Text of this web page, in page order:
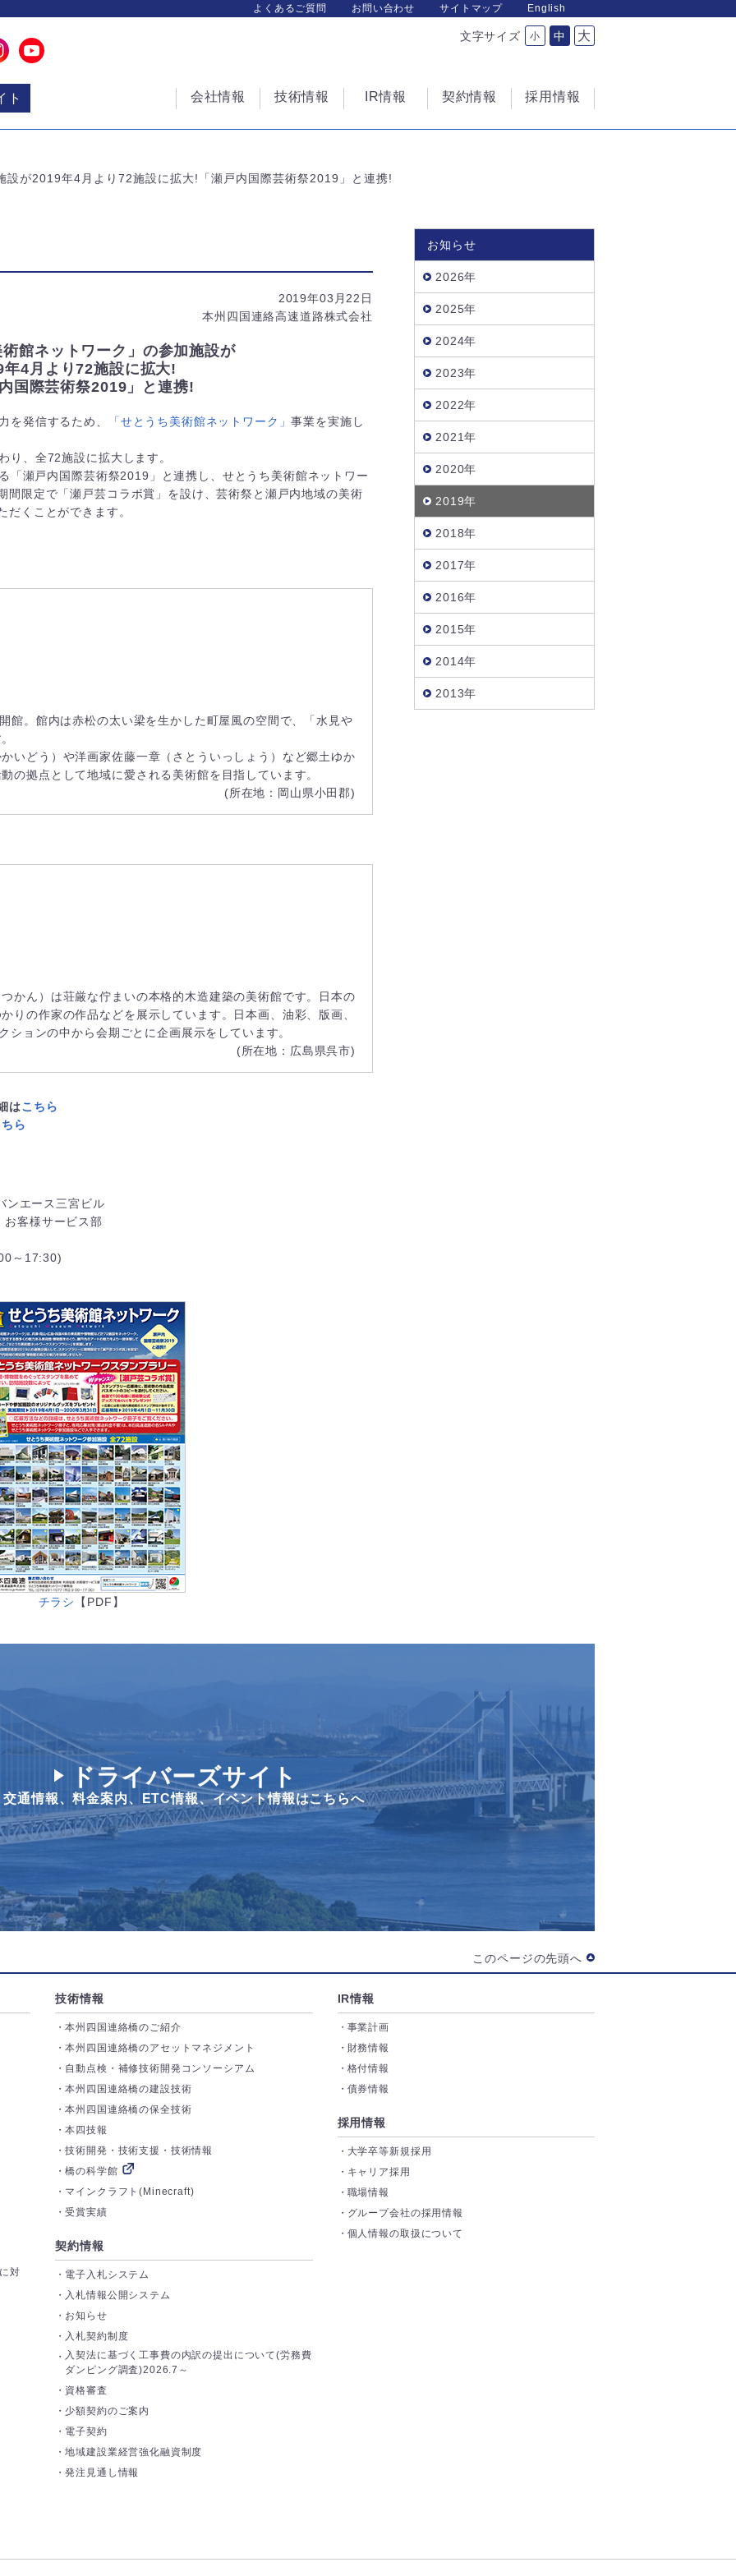
よくあるご質問 お問い合わせ サイトマップ English
ト
文字サイズ 小 中 大
会社情報 技術情報 IR情報 契約情報 採用情報
設が2019年4月より72施設に拡大!「瀬戸内国際芸術祭2019」と連携!
2019年03月22日
本州四国連絡高速道路株式会社
館ネットワーク」の参加施設が
年4月より72施設に拡大!
国際芸術祭2019」と連携!
を発信するため、 「せとうち美術館ネットワーク」事業を実施し
り、全72施設に拡大します。
「瀬戸内国際芸術祭2019」と連携し、せとうち美術館ネットワー
間限定で「瀬戸芸コラボ賞」を設け、芸術祭と瀬戸内地域の美術
だくことができます。
館。館内は赤松の太い梁を生かした町屋風の空間で、「水見や
いどう）や洋画家佐藤一章（さとういっしょう）など郷土ゆか
の拠点として地域に愛される美術館を目指しています。
(所在地：岡山県小田郡)
かん）は荘厳な佇まいの本格的木造建築の美術館です。日本の
りの作家の作品などを展示しています。日本画、油彩、版画、
ョンの中から会期ごとに企画展示をしています。
(所在地：広島県呉市)
はこちら
ら
ンエース三宮ビル
客様サービス部
～17:30)
チラシ 【PDF】
お知らせ
2026年
2025年
2024年
2023年
2022年
2021年
2020年
2019年
2018年
2017年
2016年
2015年
2014年
2013年
ドライバーズサイト
交通情報、料金案内、 ETC情報、イベント情報はこちらへ
このページの先頭へ
対
技術情報
本州四国連絡橋のご紹介
本州四国連絡橋のアセットマネジメント
自動点検・補修技術開発コンソーシアム
本州四国連絡橋の建設技術
本州四国連絡橋の保全技術
本四技報
技術開発・技術支援・技術情報
橋の科学館
マインクラフト(Minecraft)
受賞実績
契約情報
電子入札システム
入札情報公開システム
お知らせ
入札契約制度
入契法に基づく工事費の内訳の提出について(労務費
ダンピング調査)2026.7～
資格審査
少額契約のご案内
電子契約
地域建設業経営強化融資制度
発注見通し情報
IR情報
事業計画
財務情報
格付情報
債券情報
採用情報
大学卒等新規採用
キャリア採用
職場情報
グループ会社の採用情報
個人情報の取扱について